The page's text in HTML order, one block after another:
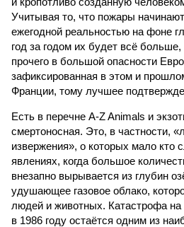
Учитывая то, что пожары
ежегодной реальностью на фоне
год за годом их будет всё
прочего в большой опасности
зафиксированная в этом и
Франции, тому лучшее
Есть в перечне A-Z Animals и
смертоносная. Это, в частности,
извержения», о которых мало кто
явлениях, когда большое
внезапно вырывается из глубин
удушающее газовое облако,
людей и животных. Катастрофа
в 1986 году остаётся одним из